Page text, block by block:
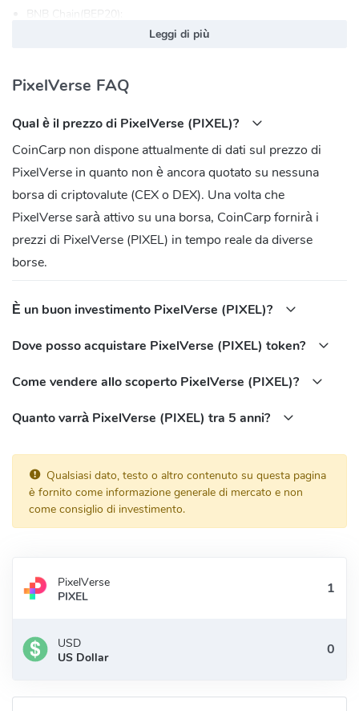
BNB Chain(BEP20):
0x47db24e17c0c4622523449a239b3de746e2b0b23
Leggi di più
PixelVerse FAQ
Qual è il prezzo di PixelVerse (PIXEL)?
CoinCarp non dispone attualmente di dati sul prezzo di
PixelVerse in quanto non è ancora quotato su nessuna
borsa di criptovalute (CEX o DEX). Una volta che
PixelVerse sarà attivo su una borsa, CoinCarp fornirà i
prezzi di PixelVerse (PIXEL) in tempo reale da diverse
borse.
È un buon investimento PixelVerse (PIXEL)?
Dove posso acquistare PixelVerse (PIXEL) token?
Come vendere allo scoperto PixelVerse (PIXEL)?
Quanto varrà PixelVerse (PIXEL) tra 5 anni?
Qualsiasi dato, testo o altro contenuto su questa pagina
è fornito come informazione generale di mercato e non
come consiglio di investimento.
PixelVerse
PIXEL
USD
US Dollar